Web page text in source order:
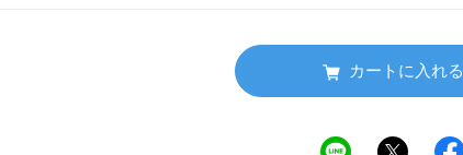
カートに入れる